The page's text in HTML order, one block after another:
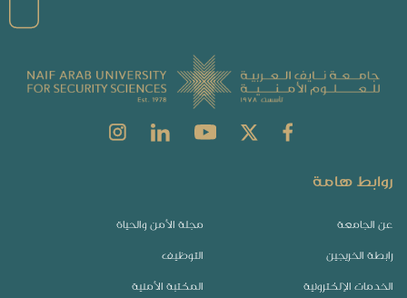
روابط هامة
عن الجامعة مجلة الأمن والحياة
رابطة الخريجين التوظيف
الخدمات الإلكترونية المكتبة الأمنية